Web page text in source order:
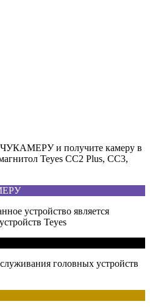
и получите камеру в
Teyes CC2 Plus, CC3,
устройство является
Teyes
головных устройств